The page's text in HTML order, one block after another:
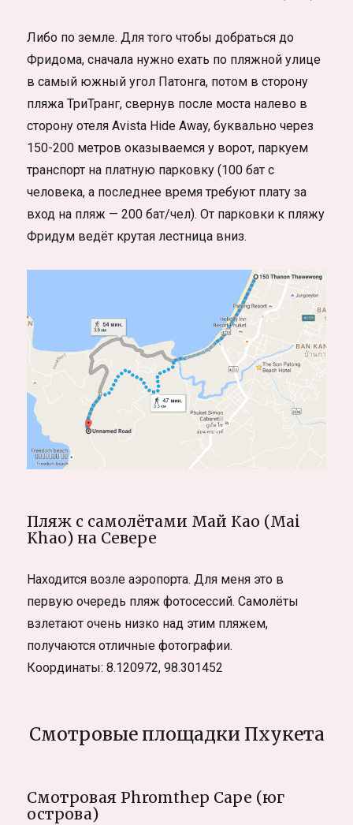
Либо по земле. Для того чтобы добраться до
Фридома, сначала нужно ехать по пляжной улице
в самый южный угол Патонга, потом в сторону
пляжа ТриТранг, свернув после моста налево в
сторону отеля Avista Hide Away, буквально через
150-200 метров оказываемся у ворот, паркуем
транспорт на платную парковку (100 бат с
человека, а последнее время требуют плату за
вход на пляж — 200 бат/чел). От парковки к пляжу
Фридум ведёт крутая лестница вниз.
Пляж с самолётами Май Као (Mai
Khao) на Севере
Находится возле аэропорта. Для меня это в
первую очередь пляж фотосессий. Самолёты
взлетают очень низко над этим пляжем,
получаются отличные фотографии.
Координаты: 8.120972, 98.301452
Смотровые площадки Пхукета
Смотровая Phromthep Cape (юг
острова)